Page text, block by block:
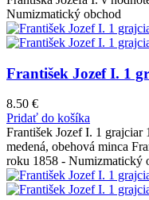
Numizmatický obchod
František Jozef I. 1
8.50 €
Pridať do košíka
František Jozef I. 1
medená, obehová minca
roku 1858 - Numizmatický